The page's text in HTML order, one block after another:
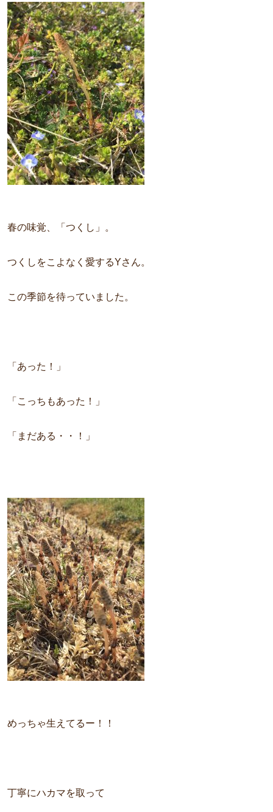
春の味覚、「つくし」。
つくしをこよなく愛するYさん。
この季節を待っていました。
「あった！」
「こっちもあった！」
「まだある・・！」
めっちゃ生えてるー！！
丁寧にハカマを取って